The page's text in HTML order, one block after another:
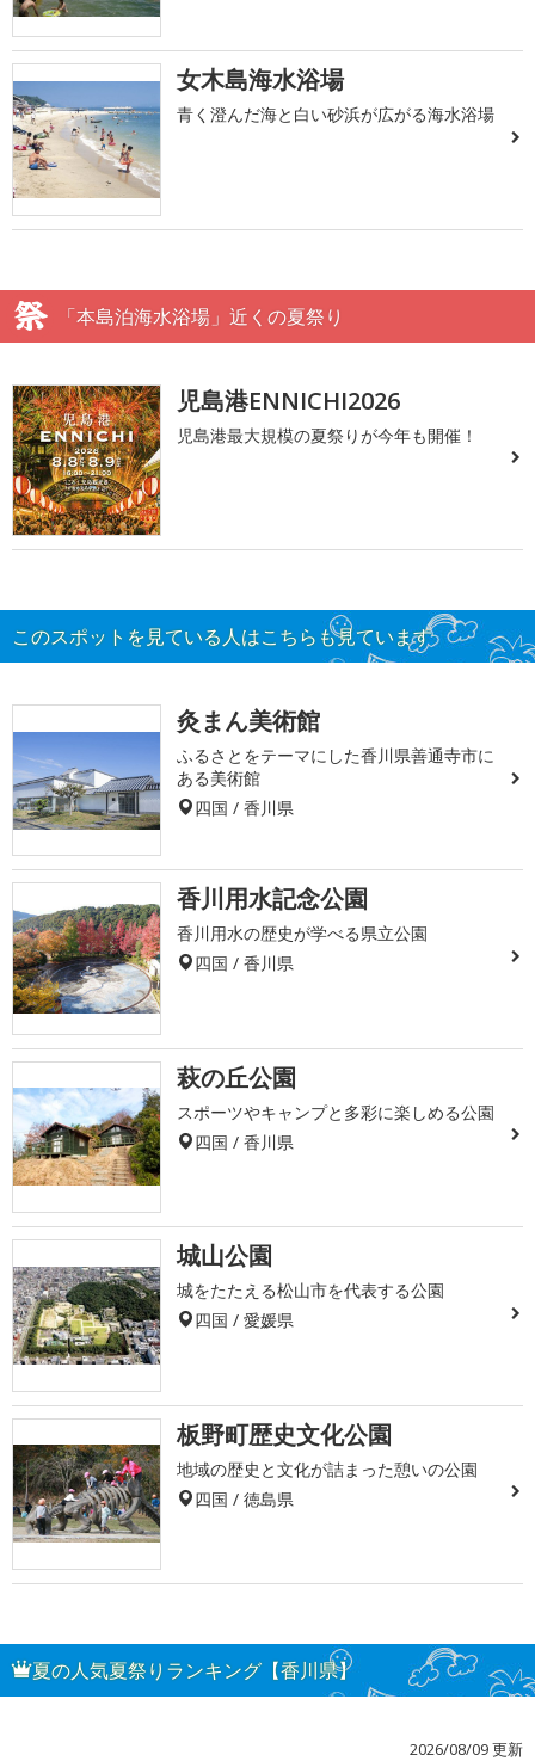
女木島海水浴場
青く澄んだ海と白い砂浜が広がる海水浴場
「本島泊海水浴場」近くの夏祭り
児島港ENNICHI2026
児島港最大規模の夏祭りが今年も開催！
このスポットを見ている人はこちらも見ています
灸まん美術館
ふるさとをテーマにした香川県善通寺市に
ある美術館
四国 / 香川県
香川用水記念公園
香川用水の歴史が学べる県立公園
四国 / 香川県
萩の丘公園
スポーツやキャンプと多彩に楽しめる公園
四国 / 香川県
城山公園
城をたたえる松山市を代表する公園
四国 / 愛媛県
板野町歴史文化公園
地域の歴史と文化が詰まった憩いの公園
四国 / 徳島県
夏の人気夏祭りランキング【香川県】
2026/08/09 更新